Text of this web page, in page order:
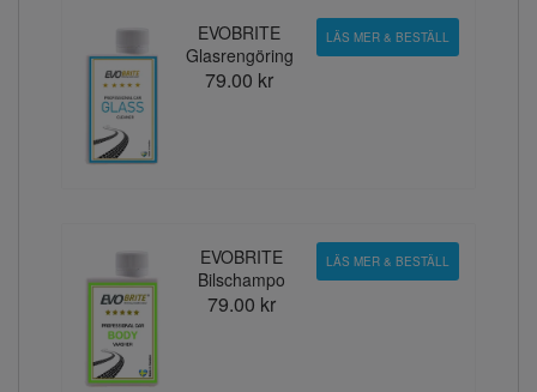
EVOBRITE
Glasrengöring
79.00 kr
LÄS MER & BESTÄLL
EVOBRITE
Bilschampo
79.00 kr
LÄS MER & BESTÄLL